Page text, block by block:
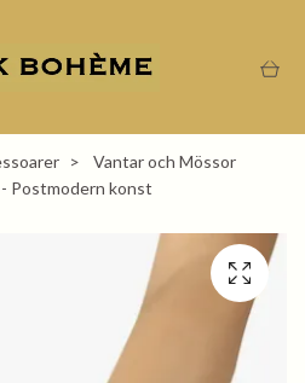
Vantar och Mössor
Postmodern konst